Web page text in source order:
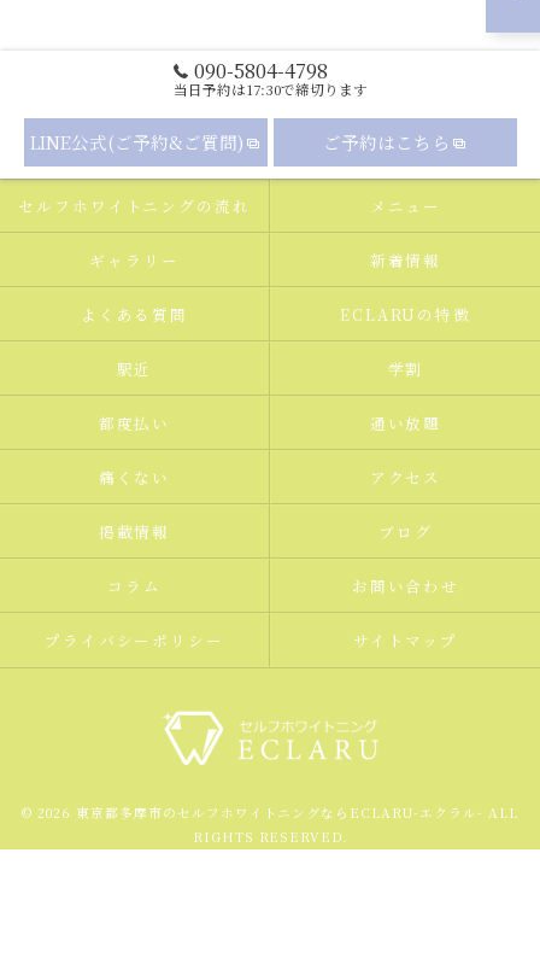
090-5804-4798
当日予約は17:30で締切ります
LINE公式(ご予約&ご質問) ご予約はこちら
セルフホワイトニングの流れ メニュー
ギャラリー 新着情報
よくある質問 ECLARUの特徴
駅近 学割
都度払い 通い放題
痛くない アクセス
掲載情報 ブログ
コラム お問い合わせ
プライバシーポリシー サイトマップ
© 2026 東京都多摩市のセルフホワイトニングならECLARU-エクラル- ALL
RIGHTS RESERVED.